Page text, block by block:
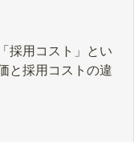
採用コスト」とい
と採用コストの違